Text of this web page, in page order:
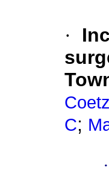
·
C;
·